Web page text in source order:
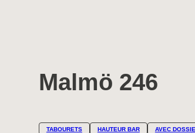
Malmö 246
TABOURETS HAUTEUR BAR AVEC